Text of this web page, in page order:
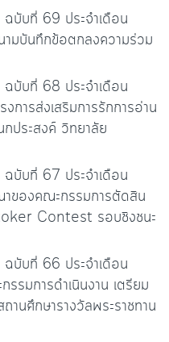
บับที่ 69 ประจำเดือน
มบันทึกข้อตกลงความร่วม
บับที่ 68 ประจำเดือน
การส่งเสริมการรักการอ่าน
กประสงค์ วิทยาลัย
บับที่ 67 ประจำเดือน
ของคณะกรรมการตัดสิน
Contest รอบชิงชนะ
บับที่ 66 ประจำเดือน
รมการดำเนินงาน เตรียม
านศึกษารางวัลพระราชทาน